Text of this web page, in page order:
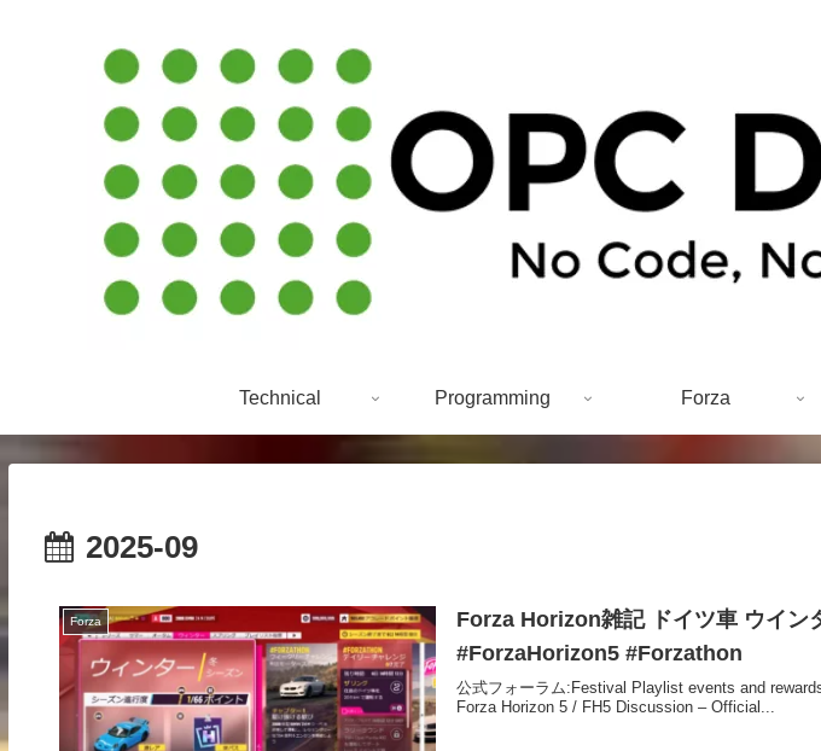
Technical Programming Forza
2025-09
Forza
Forza Horizon雑記 ドイツ車 ウイン
#ForzaHorizon5 #Forzathon
公式フォーラム:Festival Playlist events and
Forza Horizon 5 / FH5 Discussion – Official...